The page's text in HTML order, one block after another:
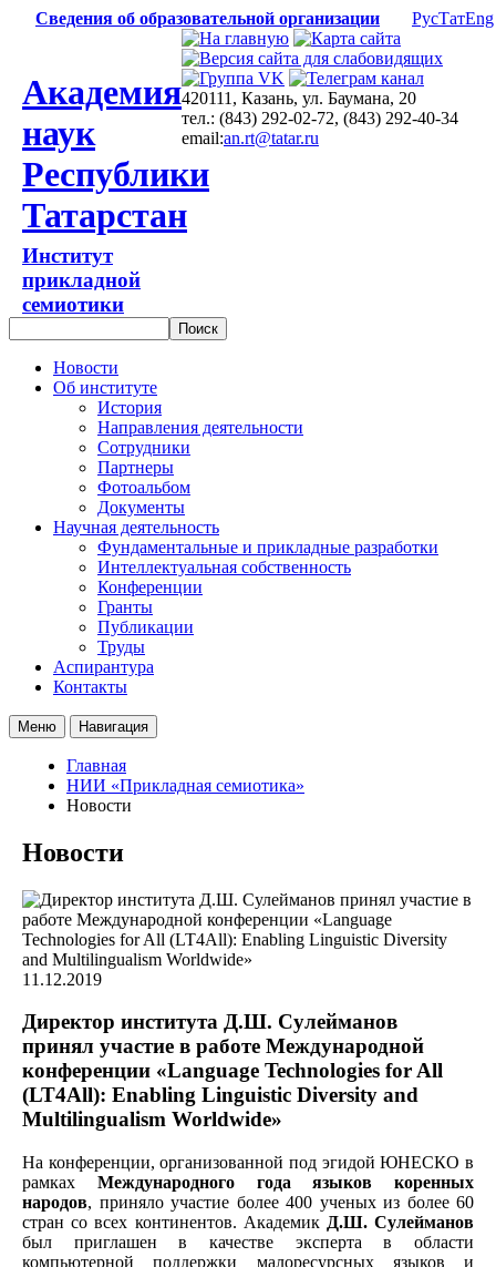
Сведения об образовательной организации РусТатEng
Академия
наук
Республики
Татарстан
Институт
прикладной
семиотики
420111, Казань, ул. Баумана, 20
тел.: (843) 292-02-72, (843) 292-40-34
email:an.rt@tatar.ru
Новости
Об институте
История
Направления деятельности
Сотрудники
Партнеры
Фотоальбом
Документы
Научная деятельность
Фундаментальные и прикладные разработки
Интеллектуальная собственность
Конференции
Гранты
Публикации
Труды
Аспирантура
Контакты
Меню Навигация
Главная
НИИ «Прикладная семиотика»
Новости
Новости
11.12.2019
Директор института Д.Ш. Сулейманов
принял участие в работе Международной
конференции «Language Technologies for All
(LT4All): Enabling Linguistic Diversity and
Multilingualism Worldwide»
На конференции, организованной под эгидой ЮНЕСКО в
рамках Международного года языков коренных
народов, приняло участие более 400 ученых из более 60
стран со всех континентов. Академик Д.Ш. Сулейманов
был приглашен в качестве эксперта в области
компьютерной поддержки малоресурсных языков и